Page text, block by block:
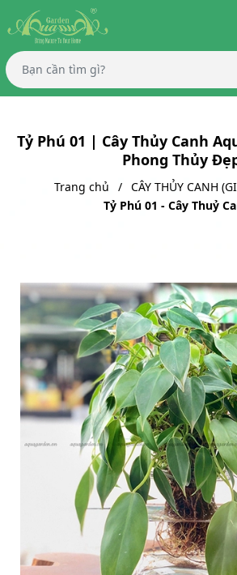
Tỷ Phú 01 | Cây Thủy Canh
Phong Thủy
Trang chủ
CÂY THỦY CANH
Tỷ Phú 01 - Cây Thuỷ